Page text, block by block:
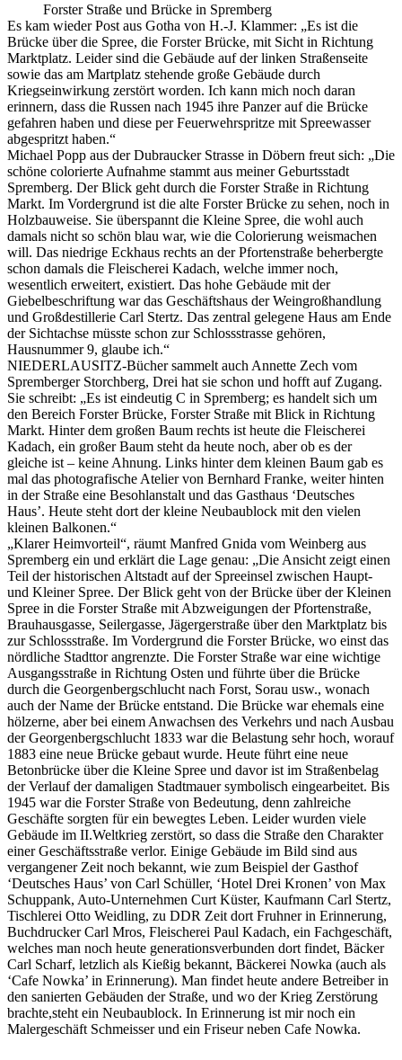
Forster Straße und Brücke in Spremberg
Es kam wieder Post aus Gotha von H.-J. Klammer: „Es ist die
Brücke über die Spree, die Forster Brücke, mit Sicht in Richtung
Marktplatz. Leider sind die Gebäude auf der linken Straßenseite
sowie das am Martplatz stehende große Gebäude durch
Kriegseinwirkung zerstört worden. Ich kann mich noch daran
erinnern, dass die Russen nach 1945 ihre Panzer auf die Brücke
gefahren haben und diese per Feuerwehrspritze mit Spreewasser
abgespritzt haben.“
Michael Popp aus der Dubraucker Strasse in Döbern freut sich: „Die
schöne colorierte Aufnahme stammt aus meiner Geburtsstadt
Spremberg. Der Blick geht durch die Forster Straße in Richtung
Markt. Im Vordergrund ist die alte Forster Brücke zu sehen, noch in
Holzbauweise. Sie überspannt die Kleine Spree, die wohl auch
damals nicht so schön blau war, wie die Colorierung weismachen
will. Das niedrige Eckhaus rechts an der Pfortenstraße beherbergte
schon damals die Fleischerei Kadach, welche immer noch,
wesentlich erweitert, existiert. Das hohe Gebäude mit der
Giebelbeschriftung war das Geschäftshaus der Weingroßhandlung
und Großdestillerie Carl Stertz. Das zentral gelegene Haus am Ende
der Sichtachse müsste schon zur Schlossstrasse gehören,
Hausnummer 9, glaube ich.“
NIEDERLAUSITZ-Bücher sammelt auch Annette Zech vom
Spremberger Storchberg, Drei hat sie schon und hofft auf Zugang.
Sie schreibt: „Es ist eindeutig C in Spremberg; es handelt sich um
den Bereich Forster Brücke, Forster Straße mit Blick in Richtung
Markt. Hinter dem großen Baum rechts ist heute die Fleischerei
Kadach, ein großer Baum steht da heute noch, aber ob es der
gleiche ist – keine Ahnung. Links hinter dem kleinen Baum gab es
mal das photografische Atelier von Bernhard Franke, weiter hinten
in der Straße eine Besohlanstalt und das Gasthaus ‘Deutsches
Haus’. Heute steht dort der kleine Neubaublock mit den vielen
kleinen Balkonen.“
„Klarer Heimvorteil“, räumt Manfred Gnida vom Weinberg aus
Spremberg ein und erklärt die Lage genau: „Die Ansicht zeigt einen
Teil der historischen Altstadt auf der Spreeinsel zwischen Haupt-
und Kleiner Spree. Der Blick geht von der Brücke über der Kleinen
Spree in die Forster Straße mit Abzweigungen der Pfortenstraße,
Brauhausgasse, Seilergasse, Jägergerstraße über den Marktplatz bis
zur Schlossstraße. Im Vordergrund die Forster Brücke, wo einst das
nördliche Stadttor angrenzte. Die Forster Straße war eine wichtige
Ausgangsstraße in Richtung Osten und führte über die Brücke
durch die Georgenbergschlucht nach Forst, Sorau usw., wonach
auch der Name der Brücke entstand. Die Brücke war ehemals eine
hölzerne, aber bei einem Anwachsen des Verkehrs und nach Ausbau
der Georgenbergschlucht 1833 war die Belastung sehr hoch, worauf
1883 eine neue Brücke gebaut wurde. Heute führt eine neue
Betonbrücke über die Kleine Spree und davor ist im Straßenbelag
der Verlauf der damaligen Stadtmauer symbolisch eingearbeitet. Bis
1945 war die Forster Straße von Bedeutung, denn zahlreiche
Geschäfte sorgten für ein bewegtes Leben. Leider wurden viele
Gebäude im II.Weltkrieg zerstört, so dass die Straße den Charakter
einer Geschäftsstraße verlor. Einige Gebäude im Bild sind aus
vergangener Zeit noch bekannt, wie zum Beispiel der Gasthof
‘Deutsches Haus’ von Carl Schüller, ‘Hotel Drei Kronen’ von Max
Schuppank, Auto-Unternehmen Curt Küster, Kaufmann Carl Stertz,
Tischlerei Otto Weidling, zu DDR Zeit dort Fruhner in Erinnerung,
Buchdrucker Carl Mros, Fleischerei Paul Kadach, ein Fachgeschäft,
welches man noch heute generationsverbunden dort findet, Bäcker
Carl Scharf, letzlich als Kießig bekannt, Bäckerei Nowka (auch als
‘Cafe Nowka’ in Erinnerung). Man findet heute andere Betreiber in
den sanierten Gebäuden der Straße, und wo der Krieg Zerstörung
brachte,steht ein Neubaublock. In Erinnerung ist mir noch ein
Malergeschäft Schmeisser und ein Friseur neben Cafe Nowka.